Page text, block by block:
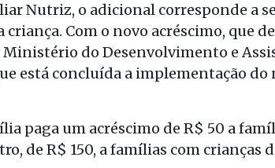
Nutriz, o adicional corresponde a
Com o novo acréscimo, que
do Desenvolvimento e
está concluída a implementação do
paga um acréscimo de R$ 50 a
de R$ 150, a famílias com crianças